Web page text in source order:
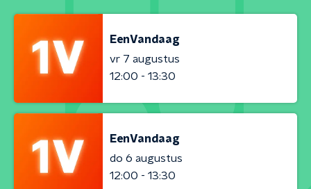
EenVandaag
vr 7 augustus
12:00 - 13:30
EenVandaag
do 6 augustus
12:00 - 13:30